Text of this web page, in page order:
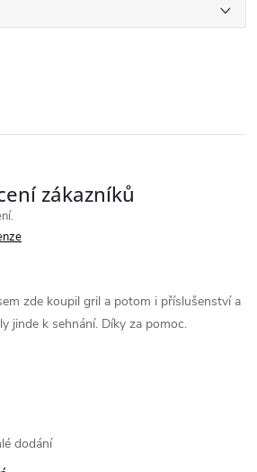
zákazníků
zde koupil gril a potom i příslušenství a
jinde k sehnání. Díky za pomoc.
dodání